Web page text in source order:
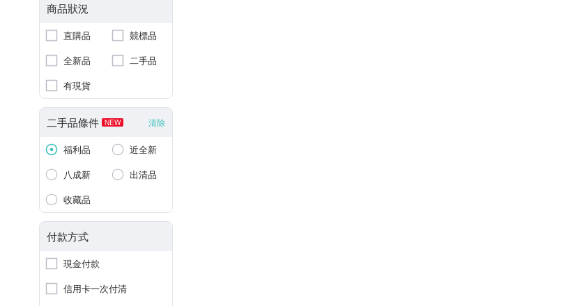
商品狀況
直購品
競標品
全新品
二手品
有現貨
二手品條件 NEW 清除
福利品
近全新
八成新
出清品
收藏品
付款方式
現金付款
信用卡一次付清